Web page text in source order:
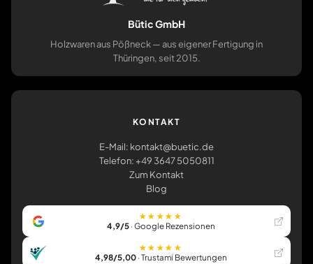
Bütic GmbH
Holzwaren aus Pößneck — aus eigener Fertigung in
Thüringen, seit 2015.
KONTAKT
E-Mail: kontakt@buetic.de
Telefon: +49 3647 5050811
Zum Kontakt
Blog
★★★★★
4,9/5· Google Rezensionen
★★★★★
4,98/5,00· Trustami Bewertungen